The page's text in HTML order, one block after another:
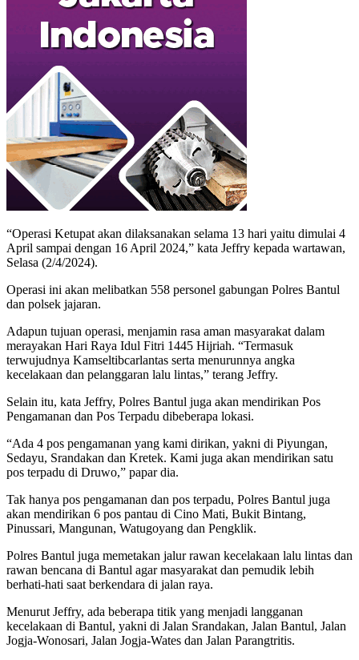
“Operasi Ketupat akan dilaksanakan selama 13 hari yaitu dimulai 4
April sampai dengan 16 April 2024,” kata Jeffry kepada wartawan,
Selasa (2/4/2024).
Operasi ini akan melibatkan 558 personel gabungan Polres Bantul
dan polsek jajaran.
Adapun tujuan operasi, menjamin rasa aman masyarakat dalam
merayakan Hari Raya Idul Fitri 1445 Hijriah. “Termasuk
terwujudnya Kamseltibcarlantas serta menurunnya angka
kecelakaan dan pelanggaran lalu lintas,” terang Jeffry.
Selain itu, kata Jeffry, Polres Bantul juga akan mendirikan Pos
Pengamanan dan Pos Terpadu dibeberapa lokasi.
“Ada 4 pos pengamanan yang kami dirikan, yakni di Piyungan,
Sedayu, Srandakan dan Kretek. Kami juga akan mendirikan satu
pos terpadu di Druwo,” papar dia.
Tak hanya pos pengamanan dan pos terpadu, Polres Bantul juga
akan mendirikan 6 pos pantau di Cino Mati, Bukit Bintang,
Pinussari, Mangunan, Watugoyang dan Pengklik.
Polres Bantul juga memetakan jalur rawan kecelakaan lalu lintas dan
rawan bencana di Bantul agar masyarakat dan pemudik lebih
berhati-hati saat berkendara di jalan raya.
Menurut Jeffry, ada beberapa titik yang menjadi langganan
kecelakaan di Bantul, yakni di Jalan Srandakan, Jalan Bantul, Jalan
Jogja-Wonosari, Jalan Jogja-Wates dan Jalan Parangtritis.